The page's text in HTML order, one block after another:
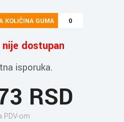
KOLIČINA GUMA 0
dostupan
isporuka.
RSD
PDV-om